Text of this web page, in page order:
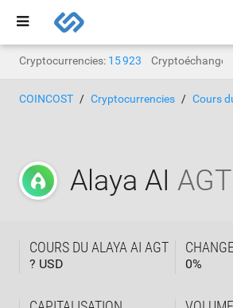
Cryptocurrencies: 15 923 Cryptoéchanges:
COINCOST Cryptocurrencies Cours
Alaya AI AGT
COURS DU ALAYA AI AGT
? USD 0%